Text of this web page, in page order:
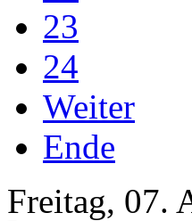
23
24
Weiter
Ende
Freitag, 07.